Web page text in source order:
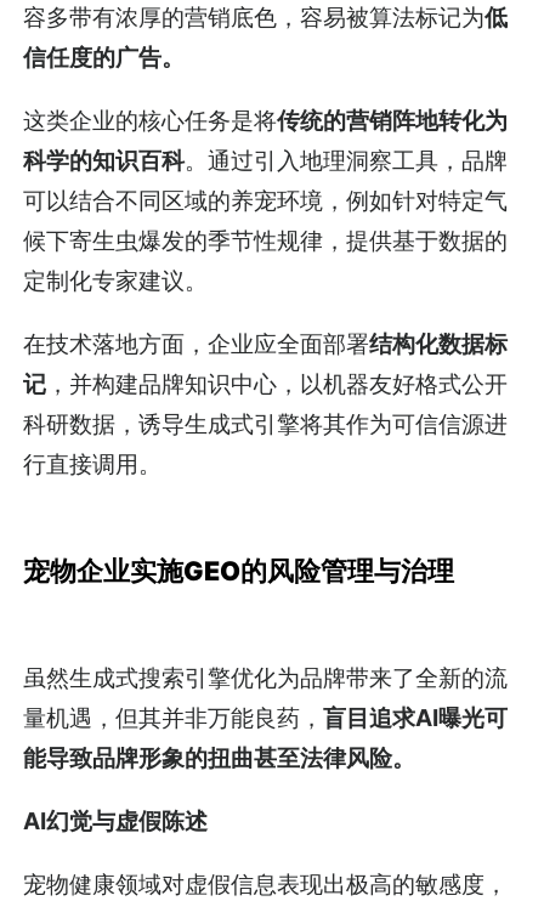
容多带有浓厚的营销底色，容易被算法标记为低
信任度的广告。
这类企业的核心任务是将传统的营销阵地转化为
科学的知识百科。通过引入地理洞察工具，品牌
可以结合不同区域的养宠环境，例如针对特定气
候下寄生虫爆发的季节性规律，提供基于数据的
定制化专家建议。
在技术落地方面，企业应全面部署结构化数据标
记 ，并构建品牌知识中心，以机器友好格式公开
科研数据，诱导生成式引擎将其作为可信信源进
行直接调用。
宠物企业实施GEO的风险管理与治理
虽然生成式搜索引擎优化为品牌带来了全新的流
量机遇，但其并非万能良药，盲目追求AI曝光可
能导致品牌形象的扭曲甚至法律风险。
AI幻觉与虚假陈述
宠物健康领域对虚假信息表现出极高的敏感度，